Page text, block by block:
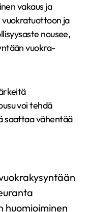
vakaus ja
ja
nousee,
vuokra-
voi tehdä
saattaa vähentää
huomioiminen